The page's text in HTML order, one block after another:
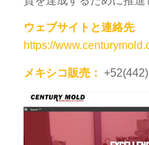
ウェブサイトと連絡先
https://
メキシコ販売：